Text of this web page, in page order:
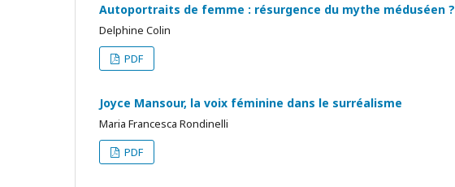
Autoportraits de femme : résurgence du mythe méduséen ?
Delphine Colin
PDF
Joyce Mansour, la voix féminine dans le surréalisme
Maria Francesca Rondinelli
PDF